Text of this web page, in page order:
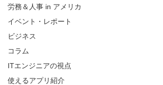
労務＆人事 in アメリカ
イベント・レポート
ビジネス
コラム
ITエンジニアの視点
使えるアプリ紹介